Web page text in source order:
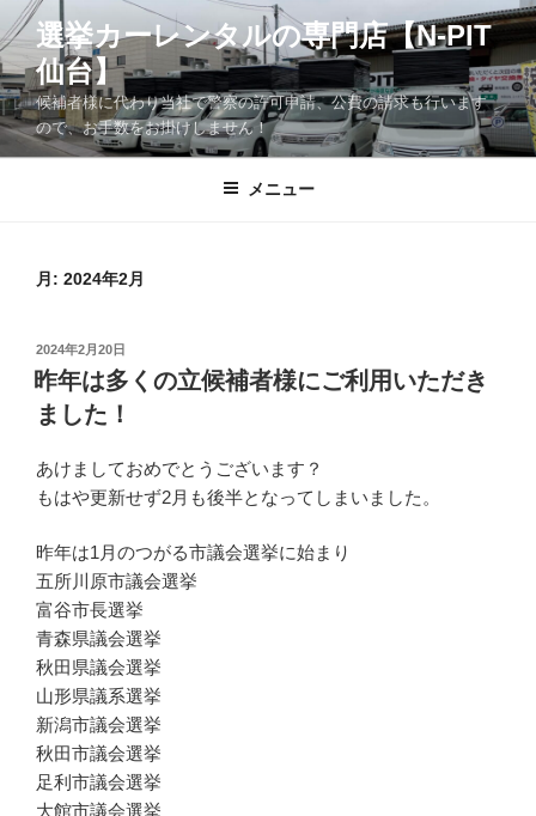
ン
テ
ン
ツ
へ
選挙カーレンタルの専門店【N-PIT
仙台】
候補者様に代わり当社で警察の許可申請、公費の請求も行います
ので、お手数をお掛けしません！
メニュー
月: 2024年2月
投
稿
日:
2024年2月20日
昨年は多くの立候補者様にご利用いただき
ました！
あけましておめでとうございます？
もはや更新せず2月も後半となってしまいました。
昨年は1月のつがる市議会選挙に始まり
五所川原市議会選挙
富谷市長選挙
青森県議会選挙
秋田県議会選挙
山形県議系選挙
新潟市議会選挙
秋田市議会選挙
足利市議会選挙
大館市議会選挙